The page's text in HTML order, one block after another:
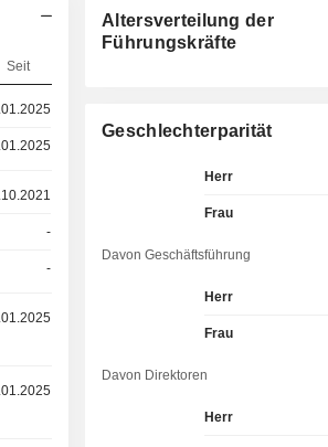
Seit
-
-
Altersverteilung der
Führungskräfte
Geschlechterparität
Herr
Frau
Davon Geschäftsführung
Herr
Frau
Davon Direktoren
Herr